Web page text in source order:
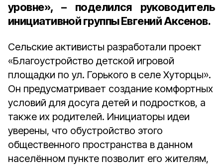
уровне», – поделился руководитель
инициативной группы Евгений Аксенов.
Сельские активисты разработали проект
«Благоустройство детской игровой
площадки по ул. Горького в селе Хуторцы».
Он предусматривает создание комфортных
условий для досуга детей и подростков, а
также их родителей. Инициаторы идеи
уверены, что обустройство этого
общественного пространства в данном
населённом пункте позволит его жителям,